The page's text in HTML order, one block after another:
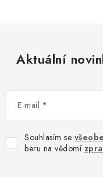
Aktuální
E-mail
Souhlasím se
beru na vědomí